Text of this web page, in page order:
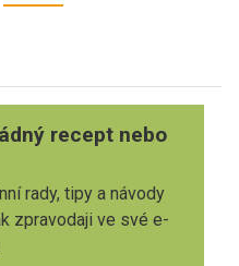
recept nebo
rady, tipy a návody
zpravodaji ve své e-